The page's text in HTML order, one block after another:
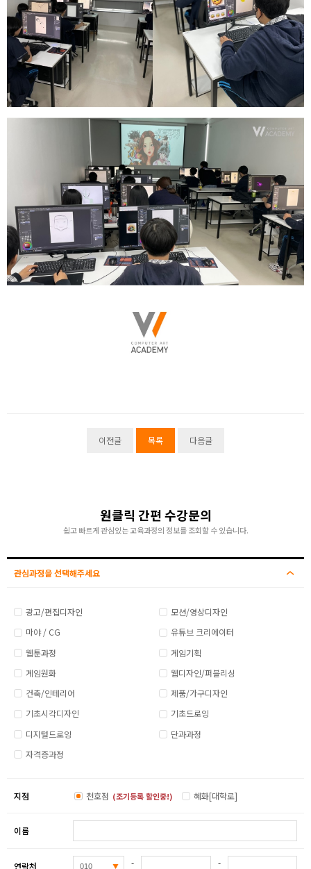
이전글 목록 다음글
원클릭 간편 수강문의
쉽고 빠르게 관심있는 교육과정의 정보를 조회할 수 있습니다.
관심과정을 선택해주세요
광고/편집디자인
모션/영상디자인
마야 / CG
유튜브 크리에이터
웹툰과정
게임기획
게임원화
웹디자인/퍼블리싱
건축/인테리어
제품/가구디자인
기초시각디자인
기초드로잉
디지털드로잉
단과과정
자격증과정
지점 천호점 (조기등록 할인중!) 혜화[대학로]
이름
연락처 - -